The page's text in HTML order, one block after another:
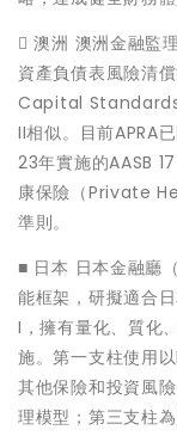
 澳洲 澳洲金融監
資產負債表風險清
Capital Standards
II相似。目前APRA
23年實施的AASB
康保險（Private
準則。
■ 日本 日本金融廳
能框架，研擬適合
I，擁有量化、質化
施。第一支柱使用
其他保險和投資風
理模型；第三支柱為